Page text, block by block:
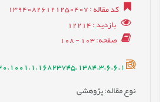
کد مقاله: 13940826121250407
بازدید: 12214
صفحه: 103 - 108
20.1001.1.16823745.1384.3.6.6.1
نوع مقاله: پژوهشی